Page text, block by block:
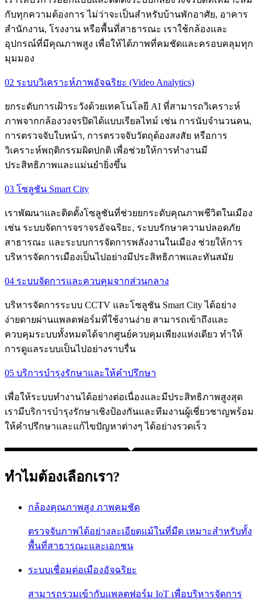
กับทุกความต้องการ ไม่ว่าจะเป็นสำหรับบ้านพักอาศัย, อาคาร
สำนักงาน, โรงงาน หรือพื้นที่สาธารณะ เราใช้กล้องและ
อุปกรณ์ที่มีคุณภาพสูง เพื่อให้ได้ภาพที่คมชัดและครอบคลุมทุก
มุมมอง
02 ระบบวิเคราะห์ภาพอัจฉริยะ (Video Analytics)
ยกระดับการเฝ้าระวังด้วยเทคโนโลยี AI ที่สามารถวิเคราะห์
ภาพจากกล้องวงจรปิดได้แบบเรียลไทม์ เช่น การนับจำนวนคน,
การตรวจจับใบหน้า, การตรวจจับวัตถุต้องสงสัย หรือการ
วิเคราะห์พฤติกรรมผิดปกติ เพื่อช่วยให้การทำงานมี
ประสิทธิภาพและแม่นยำยิ่งขึ้น
03 โซลูชัน Smart City
เราพัฒนาและติดตั้งโซลูชันที่ช่วยยกระดับคุณภาพชีวิตในเมือง
เช่น ระบบจัดการจราจรอัจฉริยะ, ระบบรักษาความปลอดภัย
สาธารณะ และระบบการจัดการพลังงานในเมือง ช่วยให้การ
บริหารจัดการเมืองเป็นไปอย่างมีประสิทธิภาพและทันสมัย
04 ระบบจัดการและควบคุมจากส่วนกลาง
บริหารจัดการระบบ CCTV และโซลูชัน Smart City ได้อย่าง
ง่ายดายผ่านแพลตฟอร์มที่ใช้งานง่าย สามารถเข้าถึงและ
ควบคุมระบบทั้งหมดได้จากศูนย์ควบคุมเพียงแห่งเดียว ทำให้
การดูแลระบบเป็นไปอย่างราบรื่น
05 บริการบำรุงรักษาและให้คำปรึกษา
เพื่อให้ระบบทำงานได้อย่างต่อเนื่องและมีประสิทธิภาพสูงสุด
เรามีบริการบำรุงรักษาเชิงป้องกันและทีมงานผู้เชี่ยวชาญพร้อม
ให้คำปรึกษาและแก้ไขปัญหาต่างๆ ได้อย่างรวดเร็ว
ทำไมต้องเลือกเรา?
กล้องคุณภาพสูง ภาพคมชัด
ตรวจจับภาพได้อย่างละเอียดแม้ในที่มืด เหมาะสำหรับทั้ง
พื้นที่สาธารณะและเอกชน
ระบบเชื่อมต่อเมืองอัจฉริยะ
สามารถรวมเข้ากับแพลตฟอร์ม IoT เพื่อบริหารจัดการ